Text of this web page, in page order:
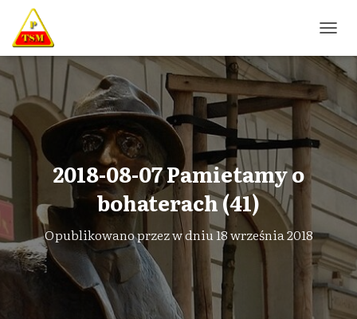
R
Z
Ł
Ą
C
W
G
A
C
J
Ę
2018-08-07 Pamietamy o
bohaterach (41)
Opublikowano przezw dniu18 września 2018